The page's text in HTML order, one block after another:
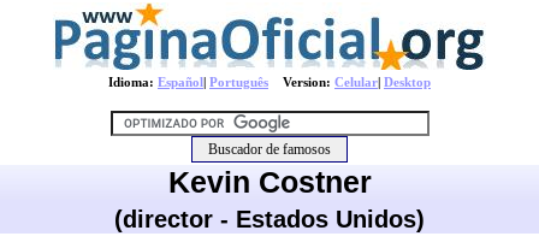
Idioma: Español| Português Version: Celular| Desktop
Kevin Costner
(director - Estados Unidos)